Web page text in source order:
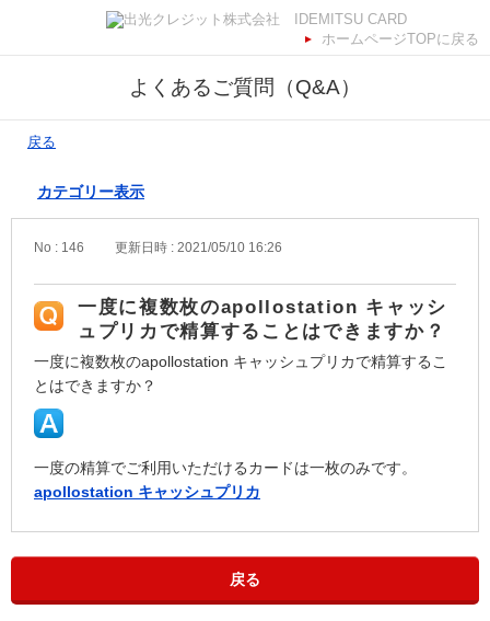
ホームページTOPに戻る
よくあるご質問（Q&A）
戻る
カテゴリー表示
No : 146 更新日時 : 2021/05/10 16:26
一度に複数枚のapollostation キャッシ
ュプリカで精算することはできますか？
一度に複数枚のapollostation キャッシュプリカで精算するこ
とはできますか？
一度の精算でご利用いただけるカードは一枚のみです。
apollostation キャッシュプリカ
戻る